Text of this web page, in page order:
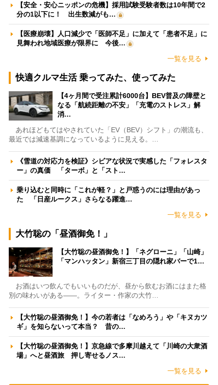
【安全・安心ニッポンの危機】採用試験受験者数は10年間で2
分の1以下に！ 出生数減がも…
【医療崩壊】人口減少で「医師不足」に加えて「患者不足」に
見舞われ地域医療が限界に 今後…
一覧を見る
快適クルマ生活 乗ってみた、使ってみた
【4ヶ月間で受注累計6000台】BEV普及の障壁と
なる「航続距離の不安」「充電のストレス」解
消…
あれほどもてはやされていた「EV（BEV）シフト」の潮流も、
最近では減速基調になっているように見える。…
《雪道の対応力を検証》シビアな状況で実感した「フォレスタ
ー」の真価 「ターボ」と「スト…
乗り込むと同時に「これが軽？」と戸惑うのには理由があっ
た 「日産ルークス」さらなる躍進…
一覧を見る
大竹聡の「昼酒御免！」
【大竹聡の昼酒御免！】「ネグローニ」「山崎」
「マンハッタン」新宿三丁目の隠れ家バーで1…
お酒はいつ飲んでもいいものだが、昼から飲むお酒にはまた格
別の味わいがある――。ライター・作家の大竹…
【大竹聡の昼酒御免！】今の若者は「なめろう」や「キヌカツ
ギ」を知らないって本当？ 昔の…
【大竹聡の昼酒御免！】京急線で多摩川越えて「川崎の大衆酒
場」へと昼酒旅 押し寄せるノス…
一覧を見る